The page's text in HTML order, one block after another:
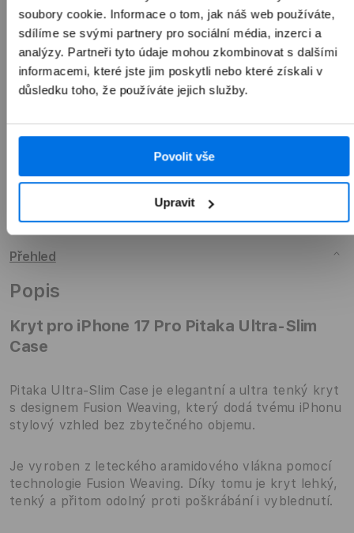
soubory cookie. Informace o tom, jak náš web používáte,
sdílíme se svými partnery pro sociální média, inzerci a
analýzy. Partneři tyto údaje mohou zkombinovat s dalšími
informacemi, které jste jim poskytli nebo které získali v
důsledku toho, že používáte jejich služby.
Povolit vše
Upravit
Přidat do košíku
Přehled
Popis
Kryt pro iPhone 17 Pro Pitaka Ultra-Slim
Case
Pitaka Ultra-Slim Case je elegantní a ultra tenký kryt
s designem Fusion Weaving, který dodá tvému iPhonu
stylový vzhled bez zbytečného objemu.
Je vyroben z leteckého aramidového vlákna pomocí
technologie Fusion Weaving. Díky tomu je kryt lehký,
tenký a přitom odolný proti poškrábání i vyblednutí.